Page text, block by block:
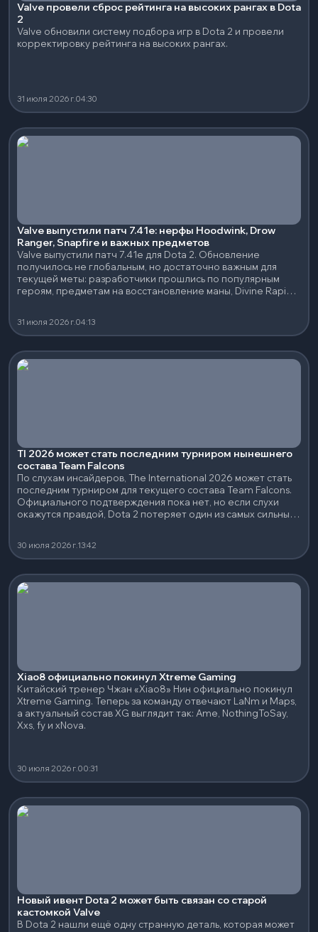
Valve провели сброс рейтинга на высоких рангах в Dota
2
Valve обновили систему подбора игр в Dota 2 и провели
корректировку рейтинга на высоких рангах.
31 июля 2026 г.04:30
Valve выпустили патч 7.41e: нерфы Hoodwink, Drow
Ranger, Snapfire и важных предметов
Valve выпустили патч 7.41e для Dota 2. Обновление
получилось не глобальным, но достаточно важным для
текущей меты: разработчики прошлись по популярным
героям, предметам на восстановление маны, Divine Rapier
31 июля 2026 г.04:13
TI 2026 может стать последним турниром нынешнего
состава Team Falcons
По слухам инсайдеров, The International 2026 может стать
последним турниром для текущего состава Team Falcons.
Официального подтверждения пока нет, но если слухи
окажутся правдой, Dota 2 потеряет один из самых сильных
30 июля 2026 г.13:42
Xiao8 официально покинул Xtreme Gaming
Китайский тренер Чжан «Xiao8» Нин официально покинул
Xtreme Gaming. Теперь за команду отвечают LaNm и Maps,
а актуальный состав XG выглядит так: Ame, NothingToSay,
Xxs, fy и xNova.
30 июля 2026 г.00:31
Новый ивент Dota 2 может быть связан со старой
кастомкой Valve
В Dota 2 нашли ещё одну странную деталь, которая может